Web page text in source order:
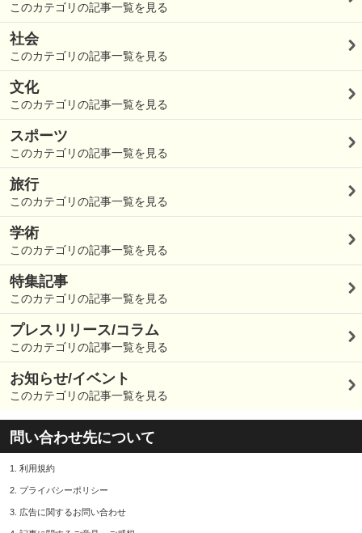
このカテゴリの記事一覧を見る
社会
このカテゴリの記事一覧を見る
文化
このカテゴリの記事一覧を見る
スポーツ
このカテゴリの記事一覧を見る
旅行
このカテゴリの記事一覧を見る
学術
このカテゴリの記事一覧を見る
特集記事
このカテゴリの記事一覧を見る
プレスリリース/コラム
このカテゴリの記事一覧を見る
お知らせ/イベント
このカテゴリの記事一覧を見る
問い合わせ先について
1. 利用規約
2. プライバシーポリシー
3. 広告に関するお問い合わせ